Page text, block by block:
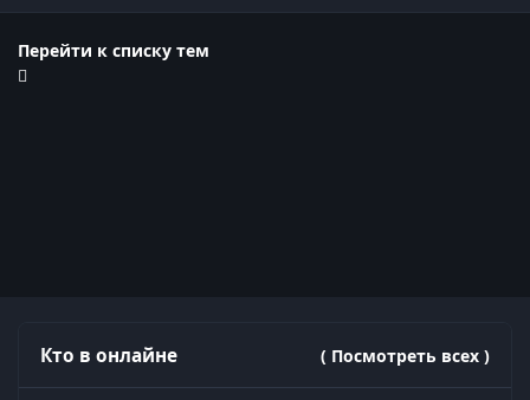
Перейти к списку тем
Кто в онлайне ( Посмотреть всех )